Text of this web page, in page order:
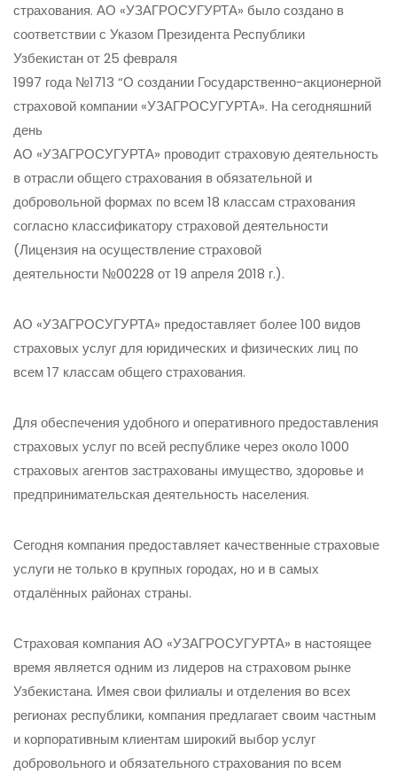
страхования. АО «УЗАГРОСУГУРТА» было создано в
соответствии с Указом Президента Республики
Узбекистан от 25 февраля
1997 года №1713 “О создании Государственно-акционерной
страховой компании «УЗАГРОСУГУРТА». На сегодняшний
день
АО «УЗАГРОСУГУРТА» проводит страховую деятельность
в отрасли общего страхования в обязательной и
добровольной формах по всем 18 классам страхования
согласно классификатору страховой деятельности
(Лицензия на осуществление страховой
деятельности №00228 от 19 апреля 2018 г.).
АО «УЗАГРОСУГУРТА» предоставляет более 100 видов
страховых услуг для юридических и физических лиц по
всем 17 классам общего страхования.
Для обеспечения удобного и оперативного предоставления
страховых услуг по всей республике через около 1000
страховых агентов застрахованы имущество, здоровье и
предпринимательская деятельность населения.
Сегодня компания предоставляет качественные страховые
услуги не только в крупных городах, но и в самых
отдалённых районах страны.
Страховая компания АО «УЗАГРОСУГУРТА» в настоящее
время является одним из лидеров на страховом рынке
Узбекистана. Имея свои филиалы и отделения во всех
регионах республики, компания предлагает своим частным
и корпоративным клиентам широкий выбор услуг
добровольного и обязательного страхования по всем